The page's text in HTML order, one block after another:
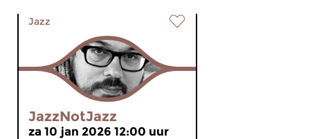
Jazz
JazzNotJazz
za 10 jan 2026 12:00 uur